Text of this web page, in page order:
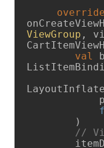
override
ViewGroup ,
val
//